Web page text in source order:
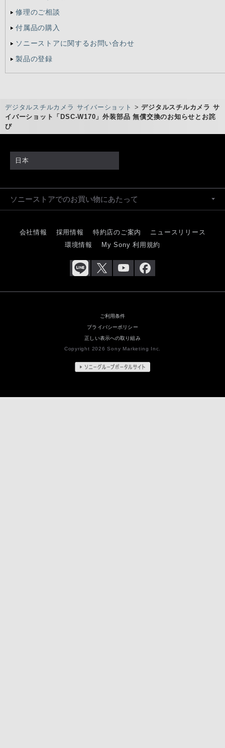
修理のご相談
付属品の購入
ソニーストアに関するお問い合わせ
製品の登録
デジタルスチルカメラ サイバーショット >デジタルスチルカメラ サ
イバーショット「DSC-W170」外装部品 無償交換のお知らせとお詫
び
日本
ソニーストアでのお買い物にあたって
会社情報 採用情報 特約店のご案内
ニュースリリース
環境情報
My Sony 利用規約
ご利用条件
プライバシーポリシー
正しい表示への取り組み
Copyright 2026 Sony Marketing Inc.